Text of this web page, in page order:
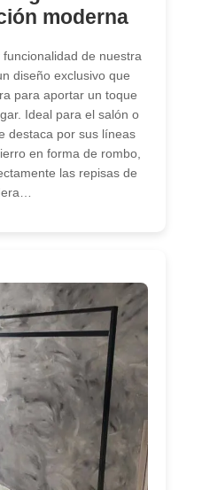
moderna
de nuestra
diseño exclusivo que
para aportar un toque
Ideal para el salón o
destaca por sus líneas
en forma de rombo,
las repisas de